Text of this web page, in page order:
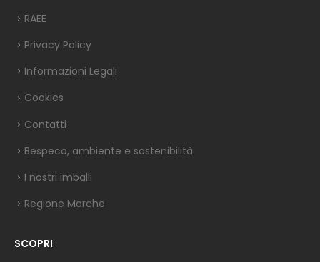
RAEE
Privacy Policy
Informazioni Legali
Cookies
Contatti
Bespeco, ambiente e sostenibilità
I nostri imballi
Regione Marche
SCOPRI